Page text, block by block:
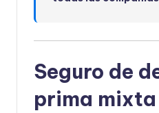
Seguro de
prima mixta